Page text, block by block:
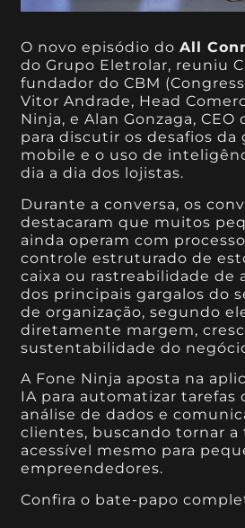
O novo episódio doAll
do Grupo Eletrolar, reuniu
fundador do CBM
Vitor Andrade, Head
Ninja, e Alan Gonzaga, CEO
para discutir os desafios da
mobile e o uso de
dia a dia dos lojistas.
Durante a conversa, os
destacaram que muitos
ainda operam com
controle estruturado de
caixa ou rastreabilidade de
dos principais gargalos do
de organização, segundo
diretamente margem,
sustentabilidade do
A Fone Ninja aposta na
IA para automatizar tarefas
análise de dados e
clientes, buscando tornar a
acessível mesmo para
empreendedores.
Confira o bate-papo